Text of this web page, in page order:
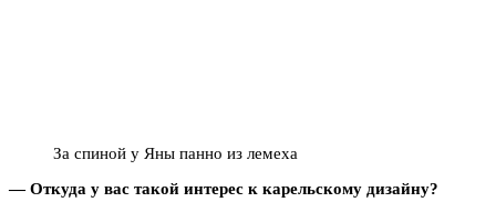
За спиной у Яны панно из лемеха
— Откуда у вас такой интерес к карельскому дизайну?